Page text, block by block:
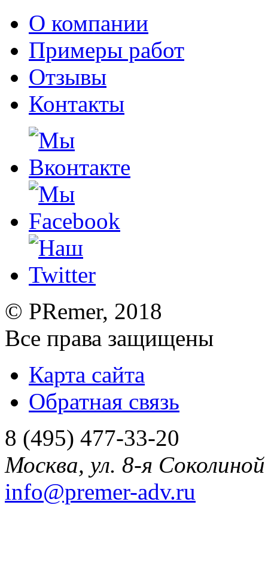
О компании
Примеры работ
Отзывы
Контакты
© PRemer, 2018
Все права защищены
Карта сайта
Обратная связь
8 (495) 477-33-20
Москва, ул. 8-я
info@premer-adv.ru